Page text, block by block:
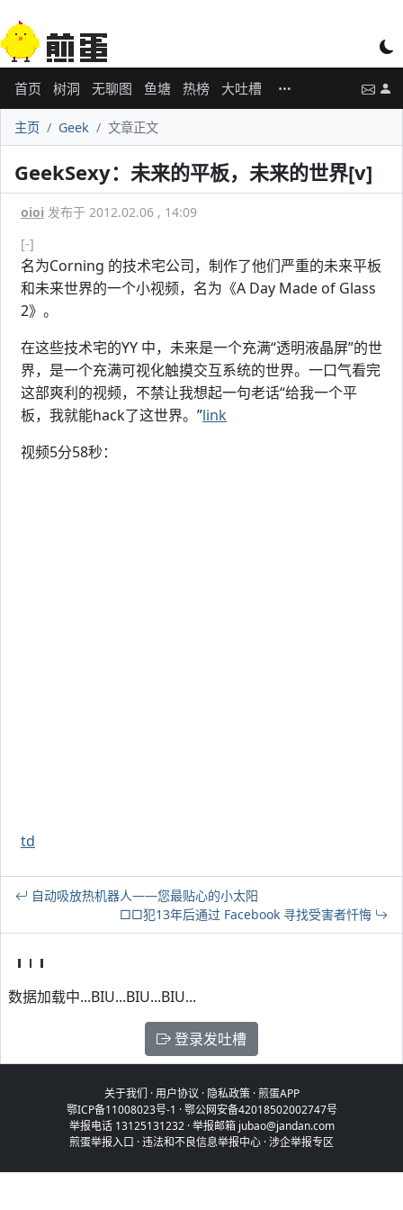
首页 树洞 无聊图 鱼塘 热榜 大吐槽
主页 Geek 文章正文
GeekSexy：未来的平板，未来的世界[v]
oioi 发布于 2012.02.06 , 14:09
[-]
名为Corning 的技术宅公司，制作了他们严重的未来平板
和未来世界的一个小视频，名为《A Day Made of Glass
2》。
在这些技术宅的YY 中，未来是一个充满“透明液晶屏”的世
界，是一个充满可视化触摸交互系统的世界。一口气看完
这部爽利的视频，不禁让我想起一句老话“给我一个平
板，我就能hack了这世界。”link
视频5分58秒：
td
自动吸放热机器人——您最贴心的小太阳
□□犯13年后通过 Facebook 寻找受害者忏悔
数据加载中...BIU...BIU...BIU...
登录发吐槽
关于我们 ·用户协议 · 隐私政策·煎蛋APP
鄂ICP备11008023号-1 ·鄂公网安备42018502002747号
举报电话 13125131232 · 举报邮箱 jubao@jandan.com
煎蛋举报入口 ·违法和不良信息举报中心 ·涉企举报专区